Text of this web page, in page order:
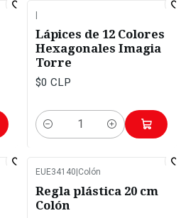
Lápices de 12 Colores
Hexagonales Imagia
Torre
$0 CLP
Cantidad
EUE34140 Colón
Regla plástica 20 cm
Colón